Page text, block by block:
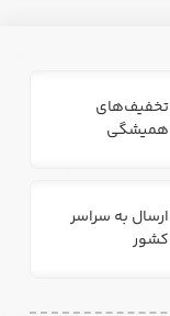
تخفیف‌های
همیشگی
ارسال به سراسر
کشور